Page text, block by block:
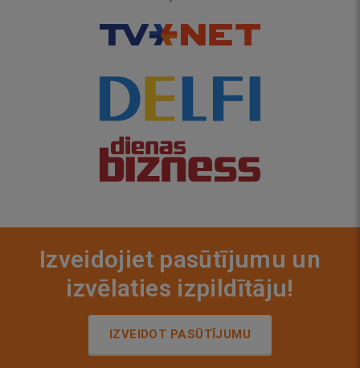
Izveidojiet pasūtījumu un
izvēlaties izpildītāju!
IZVEIDOT PASŪTĪJUMU